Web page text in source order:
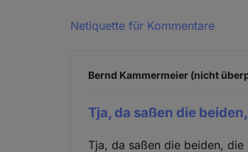
Netiquette für Kommentare
Bernd Kammermeier (nicht
Tja, da saßen die
Tja, da saßen die beiden,